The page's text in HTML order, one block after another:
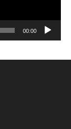
00:00